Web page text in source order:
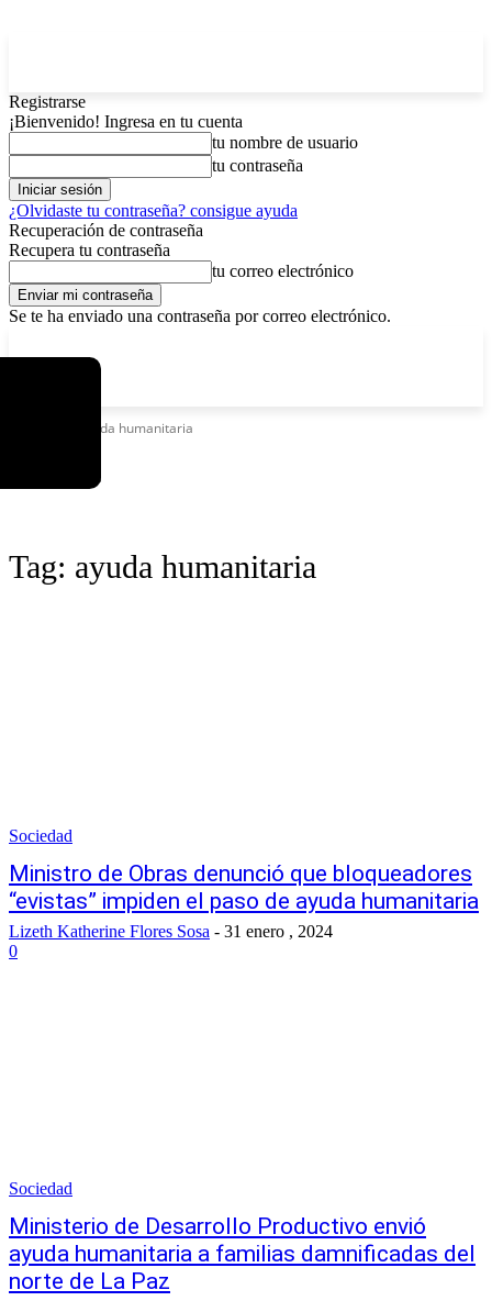
Registrarse
¡Bienvenido! Ingresa en tu cuenta
tu nombre de usuario
tu contraseña
¿Olvidaste tu contraseña? consigue ayuda
Recuperación de contraseña
Recupera tu contraseña
tu correo electrónico
Se te ha enviado una contraseña por correo electrónico.
Ayuda humanitaria
Tag: ayuda humanitaria
Sociedad
Ministro de Obras denunció que bloqueadores
“evistas” impiden el paso de ayuda humanitaria
Lizeth Katherine Flores Sosa - 31 enero , 2024
0
Sociedad
Ministerio de Desarrollo Productivo envió
ayuda humanitaria a familias damnificadas del
norte de La Paz